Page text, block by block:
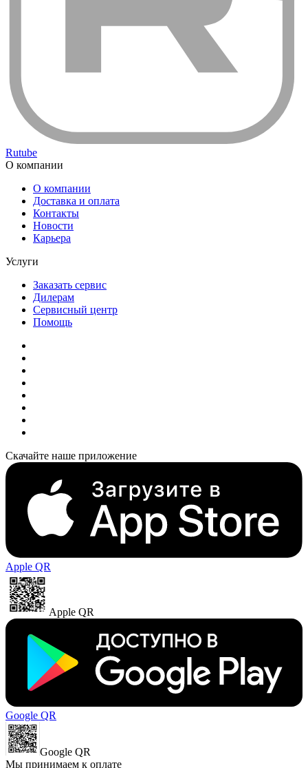
Rutube
О компании
О компании
Доставка и оплата
Контакты
Новости
Карьера
Услуги
Заказать сервис
Дилерам
Сервисный центр
Помощь
Скачайте наше приложение
Apple QR
Apple QR
Google QR
Google QR
Мы принимаем к оплате